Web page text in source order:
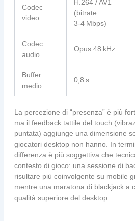
Codec
video
H.264 / AV1
(bitrate
3‑4 Mbps)
Codec
audio
Opus 48 kHz
Buffer
medio
0,8 s
La percezione di “presenza” è più
ma il feedback tattile del touch
puntata) aggiunge una dimensione
giocatori desktop non hanno. In
differenza è più soggettiva che
contesto di gioco: una sessione di
risultare più coinvolgente su mobile
mentre una maratona di blackjack a
qualità superiore del desktop.